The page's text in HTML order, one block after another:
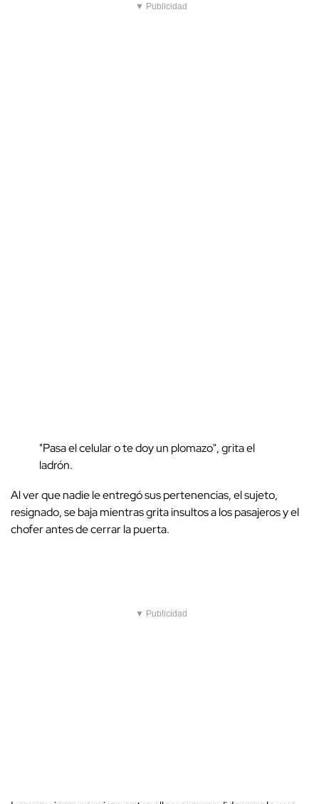
▼ Publicidad
"Pasa el celular o te doy un plomazo", grita el
ladrón.
Al ver que nadie le entregó sus pertenencias, el sujeto,
resignado, se baja mientras grita insultos a los pasajeros y el
chofer antes de cerrar la puerta.
▼ Publicidad